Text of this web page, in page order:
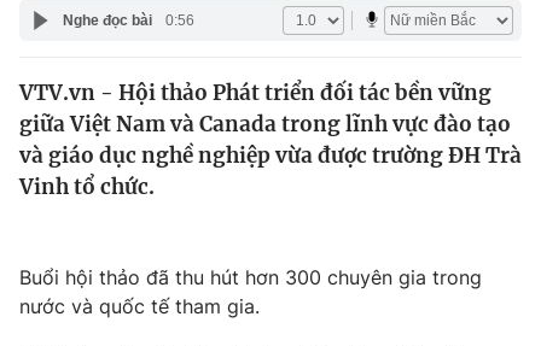
Y tế
Thế giới
Tin tức
Thế giới đó đây
Kinh tế
Thị trường
Góc doanh nghiệp
Truyền hình
Nghe đọc bài 0:56
VTV.vn - Hội thảo Phát triển đối tác bền vững
giữa Việt Nam và Canada trong lĩnh vực đào tạo
và giáo dục nghề nghiệp vừa được trường ĐH Trà
Vinh tổ chức.
Buổi hội thảo đã thu hút hơn 300 chuyên gia trong
nước và quốc tế tham gia.